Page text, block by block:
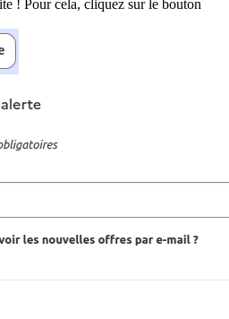
! Pour cela, cliquez sur le bouton